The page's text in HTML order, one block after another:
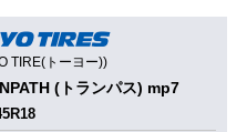
TIRE(トーヨー))
(トランパス) mp7